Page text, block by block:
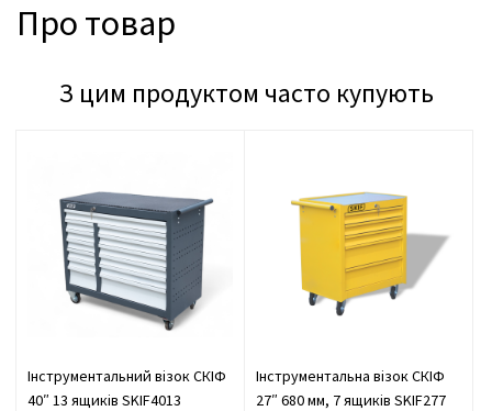
Про товар
З цим продуктом часто купують
Інструментальний візок СКІФ
40″ 13 ящиків SKIF4013
Інструментальна візок СКІФ
27″ 680 мм, 7 ящиків SKIF277